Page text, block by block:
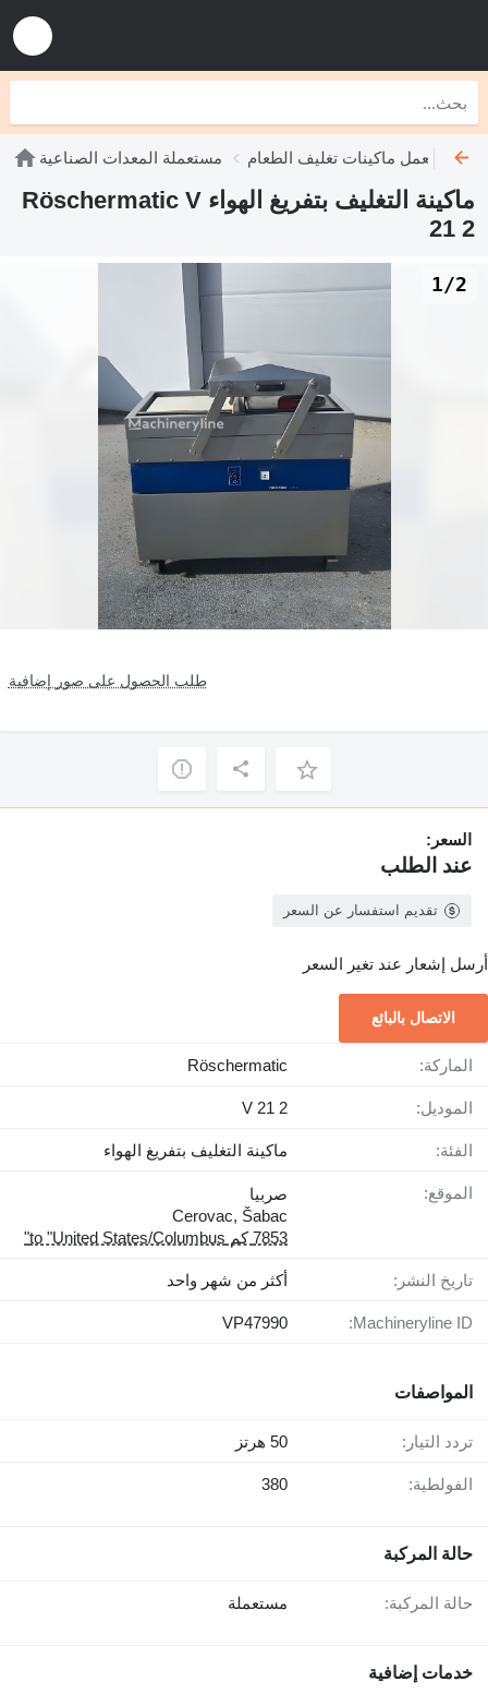
مستعملة المعدات الصناعية مستعمل ماكينات تغليف الطعام
ماكينة التغليف بتفريغ الهواء Röschermatic V
21 2
طلب الحصول على صور إضافية
1/2
السعر:
عند الطلب
تقديم استفسار عن السعر
أرسل إشعار عند تغير السعر
الاتصال بالبائع
الماركة: Röschermatic
الموديل: V 21 2
الفئة: ماكينة التغليف بتفريغ الهواء
الموقع:
صربيا
Cerovac, Šabac
7853 كم to "United States/Columbus"
تاريخ النشر: أكثر من شهر واحد
Machineryline ID:
VP47990
المواصفات
تردد التيار: 50 هرتز
الفولطية: 380
حالة المركبة
حالة المركبة: مستعملة
خدمات إضافية